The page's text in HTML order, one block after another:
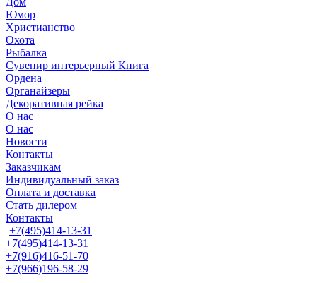
Юмор
Христианство
Охота
Рыбалка
Сувенир интерьерный Книга
Ордена
Органайзеры
Декоративная рейка
О нас
О нас
Новости
Контакты
Заказчикам
Индивидуальный заказ
Оплата и доставка
Стать дилером
Контакты
+7(495)414-13-31
+7(495)414-13-31
+7(916)416-51-70
+7(966)196-58-29